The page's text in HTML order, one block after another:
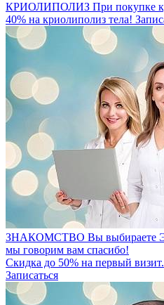
КРИОЛИПОЛИЗ При покупке
40% на криолиполиз тела!
ЗНАКОМСТВО Вы выбираете
мы говорим вам спасибо!
Скидка до 50% на первый визит.
Записаться